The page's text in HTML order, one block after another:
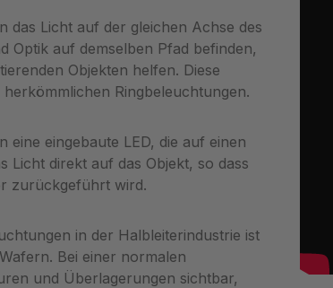
das Licht auf der gleichen Achse des
Optik auf demselben Pfad befinden,
Objekten helfen. Diese
Ringbeleuchtungen.
eine eingebaute LED, die auf einen
Licht direkt auf das Objekt, so dass
zurückgeführt wird.
in der Halbleiterindustrie ist
Bei einer normalen
und Überlagerungen sichtbar,